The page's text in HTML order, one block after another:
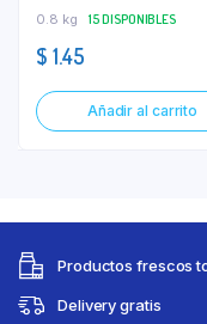
0.8 kg 15 DISPONIBLES
$ 1.45
Añadir al carrito
Productos frescos
Delivery gratis